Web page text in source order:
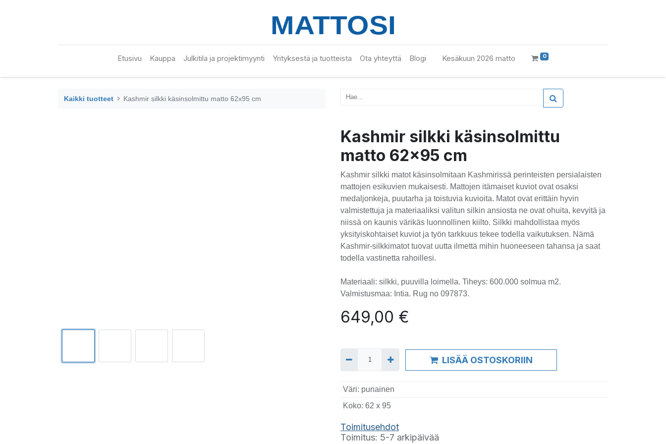
Etusivu Kauppa Julkitila ja projektimyynti Yrityksestä ja tuotteista Ota yhteyttä Blogi Kesäkuun 2026 matto 0
Kaikki tuotteet Kashmir silkki käsinsolmittu matto 62x95 cm
Kashmir silkki käsinsolmittu
matto 62x95 cm
Kashmir silkki matot käsinsolmitaan Kashmirissä perinteisten persialaisten
mattojen esikuvien mukaisesti. Mattojen itämaiset kuviot ovat osaksi
medaljonkeja, puutarha ja toistuvia kuvioita. Matot ovat erittäin hyvin
valmistettuja ja materiaaliksi valitun silkin ansiosta ne ovat ohuita, kevyitä ja
niissä on kaunis värikäs luonnollinen kiilto. Silkki mahdollistaa myös
yksityiskohtaiset kuviot ja työn tarkkuus tekee todella vaikutuksen. Nämä
Kashmir-silkkimatot tuovat uutta ilmettä mihin huoneeseen tahansa ja saat
todella vastinetta rahoillesi.
Materiaali: silkki, puuvilla loimella. Tiheys: 600.000 solmua m2.
Valmistusmaa: Intia. Rug no 097873.
649,00 €
LISÄÄ OSTOSKORIIN
Väri: punainen
Koko: 62 x 95
Toimitusehdot
Toimitus: 5-7 arkipäivää